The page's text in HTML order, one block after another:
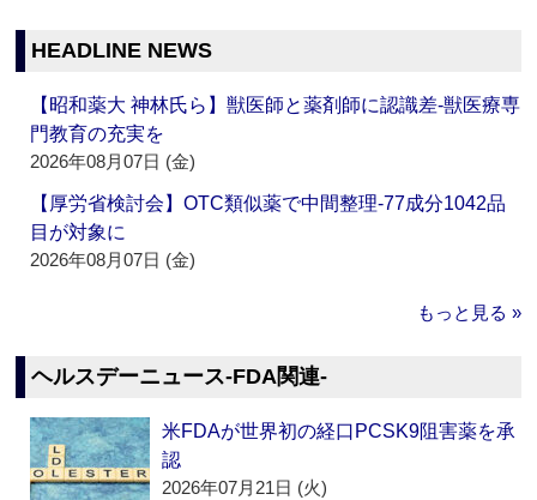
HEADLINE NEWS
【昭和薬大 神林氏ら】獣医師と薬剤師に認識差‐獣医療専
門教育の充実を
2026年08月07日 (金)
【厚労省検討会】OTC類似薬で中間整理‐77成分1042品
目が対象に
2026年08月07日 (金)
もっと見る »
ヘルスデーニュース‐FDA関連‐
米FDAが世界初の経口PCSK9阻害薬を承
認
2026年07月21日 (火)